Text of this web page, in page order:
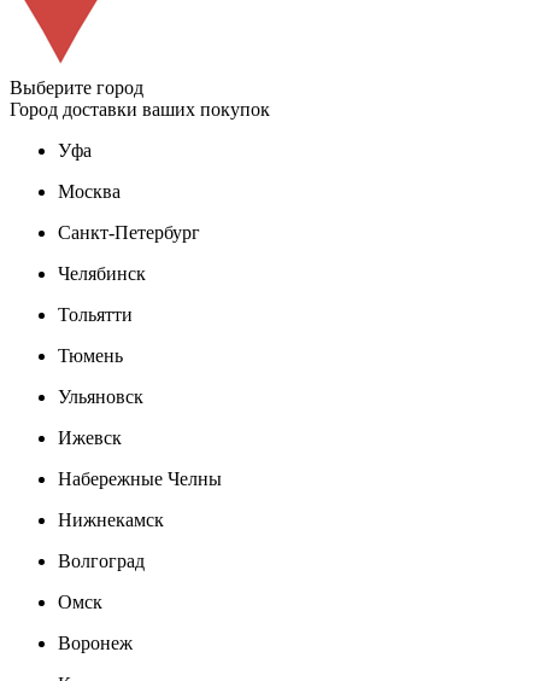
Выберите город
Город доставки ваших покупок
Уфа
Москва
Санкт-Петербург
Челябинск
Тольятти
Тюмень
Ульяновск
Ижевск
Набережные Челны
Нижнекамск
Волгоград
Омск
Воронеж